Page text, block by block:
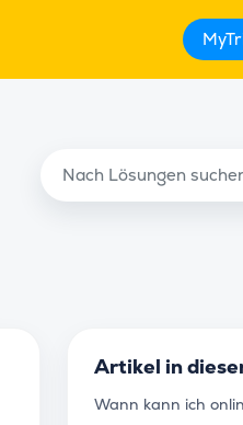
Artikel in
Wann kann ich